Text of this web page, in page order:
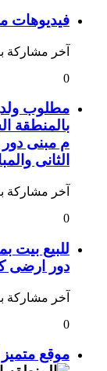
فيديوهات
آخر مشاركة
0
مطلوب
الثانى
آخر مشاركة
0
للبيع بيت
دور ارضى
آخر مشاركة
0
موقع متميز